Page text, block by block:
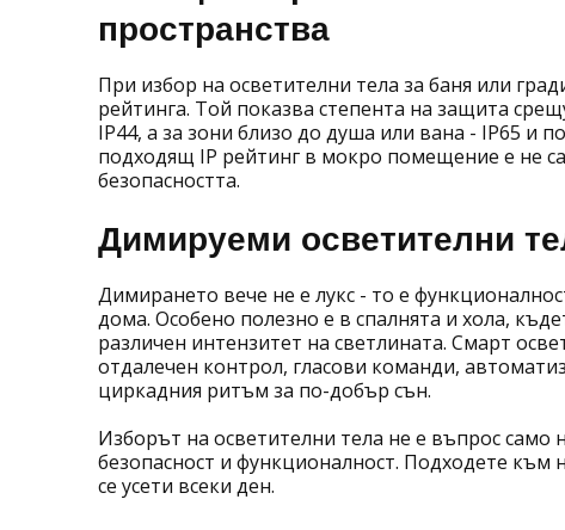
пространства
При избор на осветителни тела за баня или
рейтинга. Той показва степента на защита
IP44, а за зони близо до душа или вана - IP65 и
подходящ IP рейтинг в мокро помещение е не
безопасността.
Димируеми осветителни
Димирането вече не е лукс - то е
дома. Особено полезно е в спалнята и хола,
различен интензитет на светлината. Смарт
отдалечен контрол, гласови команди,
циркадния ритъм за по-добър сън.
Изборът на осветителни тела не е въпрос само
безопасност и функционалност. Подходете
се усети всеки ден.